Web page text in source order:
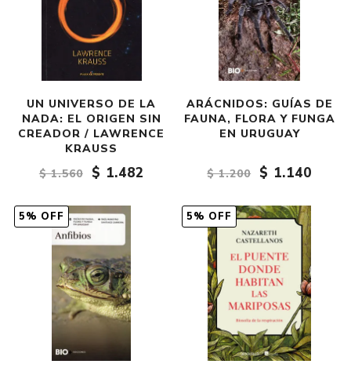
UN UNIVERSO DE LA
NADA: EL ORIGEN SIN
CREADOR / LAWRENCE
KRAUSS
$ 1.560
$ 1.482
ARÁCNIDOS: GUÍAS DE
FAUNA, FLORA Y FUNGA
EN URUGUAY
$ 1.200 $ 1.140
5% OFF 5% OFF